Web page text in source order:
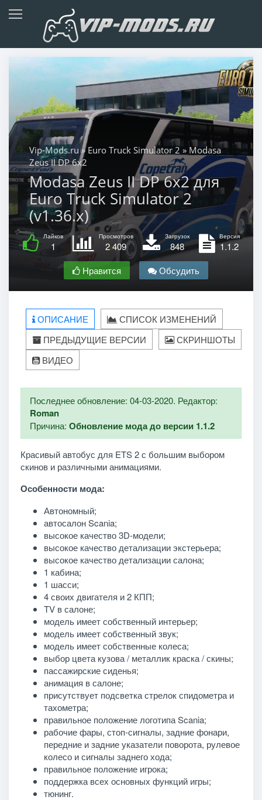
Vip-Mods.ru»Euro Truck Simulator 2» Modasa
Zeus II DP 6х2
Modasa Zeus II DP 6х2 для
Euro Truck Simulator 2
(v1.36.x)
Лайков
1
Просмотров
2 409
Загрузок
848
Версия
1.1.2
Нравится
Обсудить
ОПИСАНИЕ
СПИСОК ИЗМЕНЕНИЙ
ПРЕДЫДУЩИЕ ВЕРСИИ
СКРИНШОТЫ
ВИДЕО
Последнее обновление: 04-03-2020. Редактор:
Roman
Причина: Обновление мода до версии 1.1.2
Красивый автобус для ETS 2 с большим выбором
скинов и различными анимациями.
Особенности мода:
Автономный;
автосалон Scania;
высокое качество 3D-модели;
высокое качество детализации экстерьера;
высокое качество детализации салона;
1 кабина;
1 шасси;
4 своих двигателя и 2 КПП;
TV в салоне;
модель имеет собственный интерьер;
модель имеет собственный звук;
модель имеет собственные колеса;
выбор цвета кузова / металлик краска / скины;
пассажирские сиденья;
анимация в салоне;
присутствует подсветка стрелок спидометра и
тахометра;
правильное положение логотипа Scania;
рабочие фары, стоп-сигналы, задние фонари,
передние и задние указатели поворота, рулевое
колесо и сигналы заднего хода;
правильное положение игрока;
поддержка всех основных функций игры;
тюнинг.